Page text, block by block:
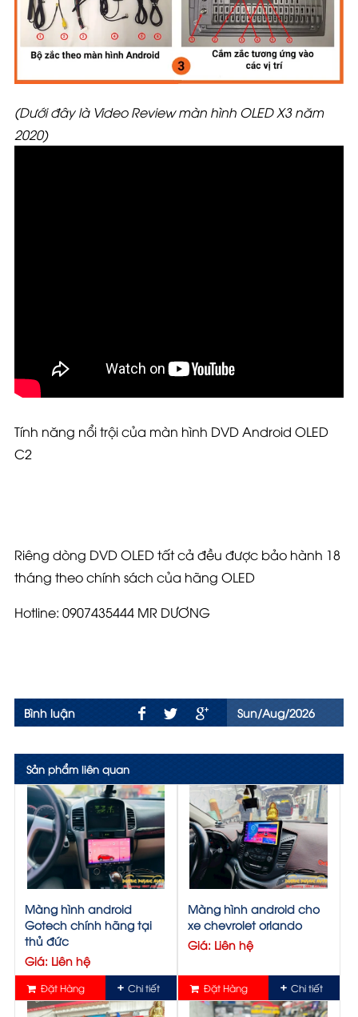
(Dưới đây là Video Review màn hình OLED X3 năm
2020)
Tính năng nổi trội của màn hình DVD Android OLED
C2
Riêng dòng DVD OLED tất cả đều được bảo hành 18
tháng theo chính sách của hãng OLED
Hotline: 0907435444 MR DƯƠNG
Bình luận Sun/Aug/2026
Sản phẩm liên quan
Màng hình android
Gotech chính hãng tại
thủ đức
Giá: Liên hệ
Đặt Hàng Chi tiết
Màng hình android cho
xe chevrolet orlando
Giá: Liên hệ
Đặt Hàng Chi tiết